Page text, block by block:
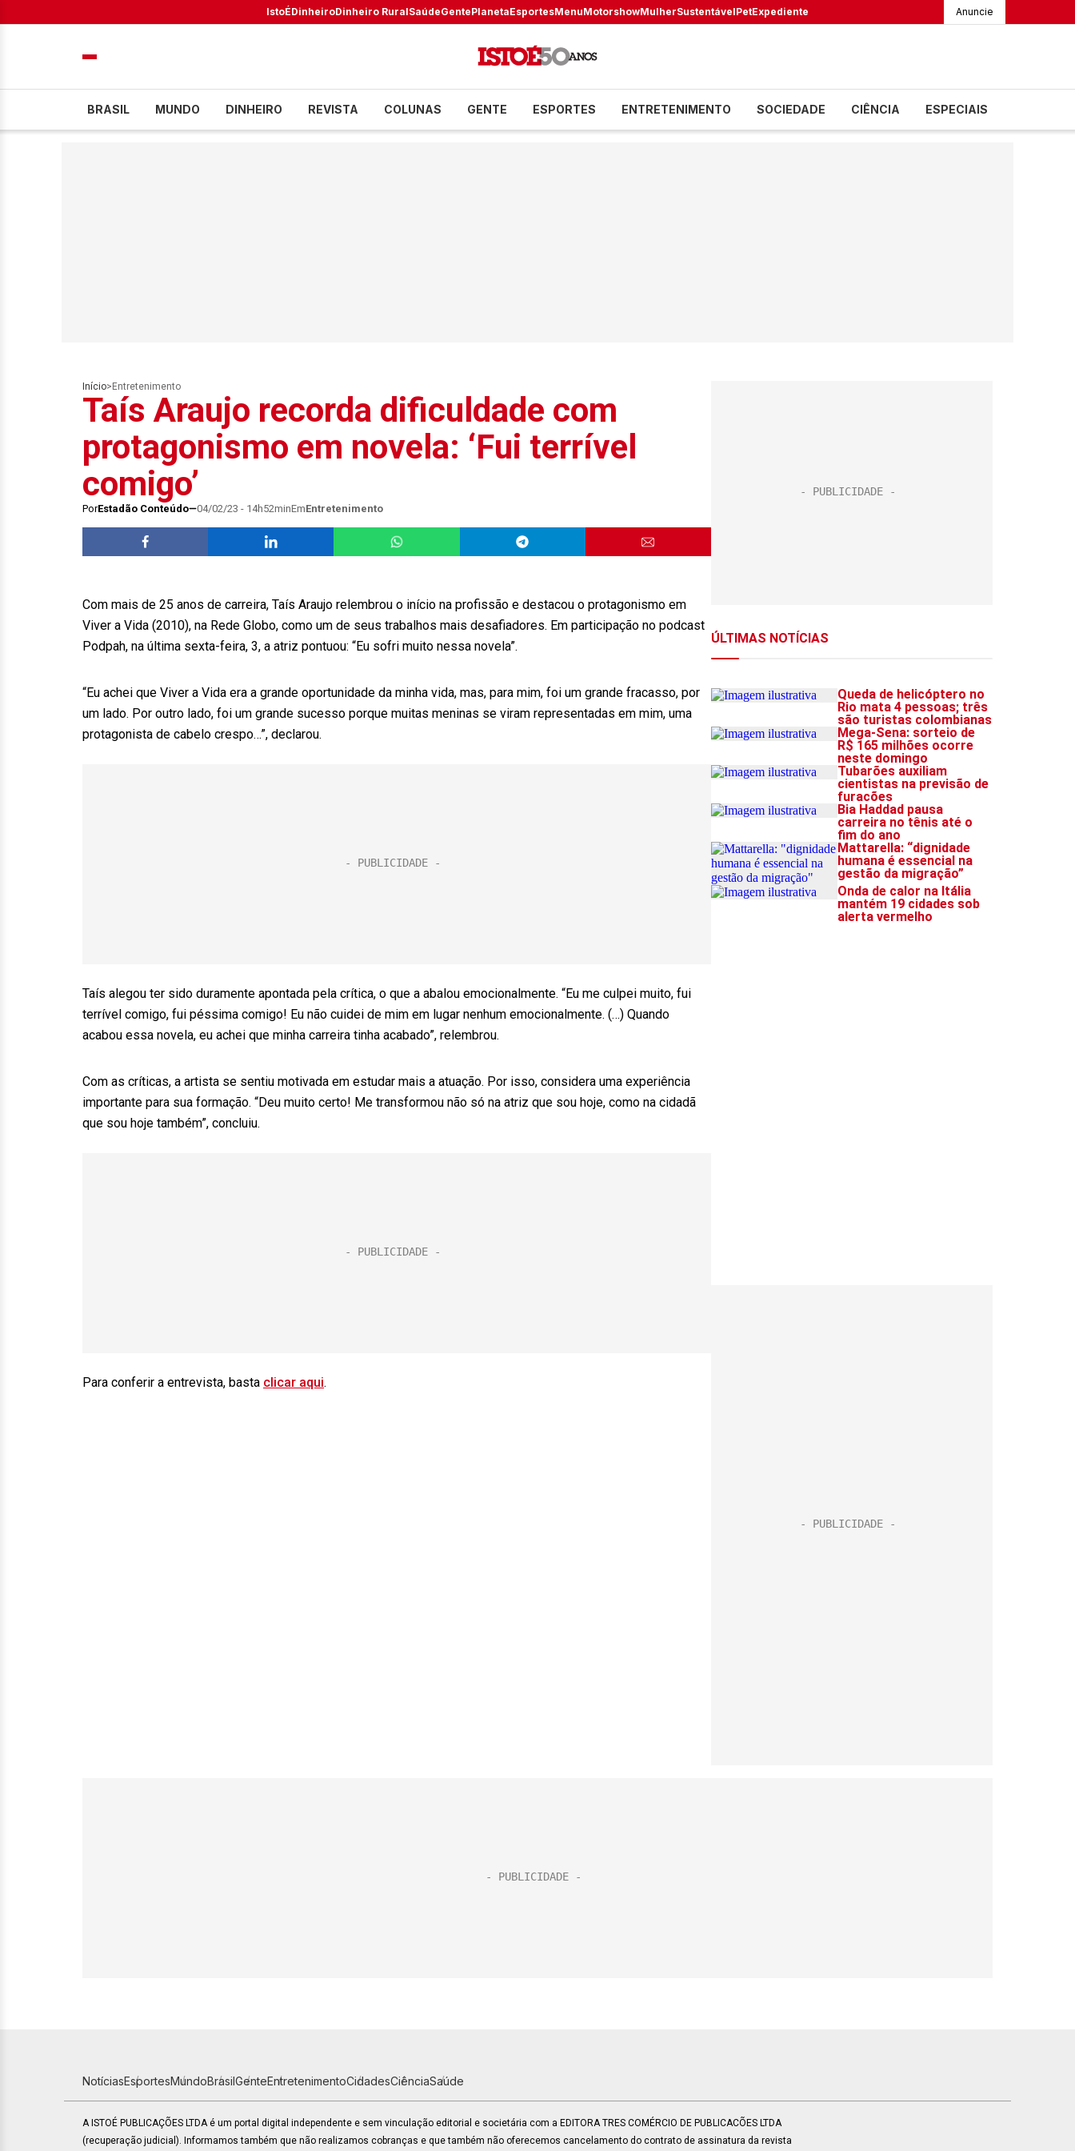
IstoÉDinheiroDinheiro RuralSaúdeGentePlanetaEsportesMenuMotorshowMulherSustentávelPetExpediente Anuncie
BRASIL MUNDO DINHEIRO REVISTA COLUNAS GENTE ESPORTES ENTRETENIMENTO SOCIEDADE CIÊNCIA ESPECIAIS
Início> Entretenimento
Taís Araujo recorda dificuldade com
protagonismo em novela: ‘Fui terrível
comigo’
PorEstadão Conteúdo 04/02/23 - 14h52minEmEntretenimento
Com mais de 25 anos de carreira, Taís Araujo relembrou o início na profissão e destacou o protagonismo em
Viver a Vida (2010), na Rede Globo, como um de seus trabalhos mais desafiadores. Em participação no podcast
Podpah, na última sexta-feira, 3, a atriz pontuou: “Eu sofri muito nessa novela”.
“Eu achei que Viver a Vida era a grande oportunidade da minha vida, mas, para mim, foi um grande fracasso, por
um lado. Por outro lado, foi um grande sucesso porque muitas meninas se viram representadas em mim, uma
protagonista de cabelo crespo…”, declarou.
Taís alegou ter sido duramente apontada pela crítica, o que a abalou emocionalmente. “Eu me culpei muito, fui
terrível comigo, fui péssima comigo! Eu não cuidei de mim em lugar nenhum emocionalmente. (…) Quando
acabou essa novela, eu achei que minha carreira tinha acabado”, relembrou.
Com as críticas, a artista se sentiu motivada em estudar mais a atuação. Por isso, considera uma experiência
importante para sua formação. “Deu muito certo! Me transformou não só na atriz que sou hoje, como na cidadã
que sou hoje também”, concluiu.
Para conferir a entrevista, basta clicar aqui.
NotíciasEsportesMundoBrasilGenteEntretenimentoCidadesCiênciaSaúde
A ISTOÉ PUBLICAÇÕES LTDA é um portal digital independente e sem vinculação editorial e societária com a EDITORA TRES COMÉRCIO DE PUBLICACÕES LTDA
(recuperação judicial). Informamos também que não realizamos cobranças e que também não oferecemos cancelamento do contrato de assinatura da revista